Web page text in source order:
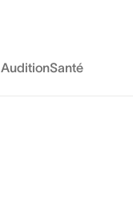
AuditionSanté